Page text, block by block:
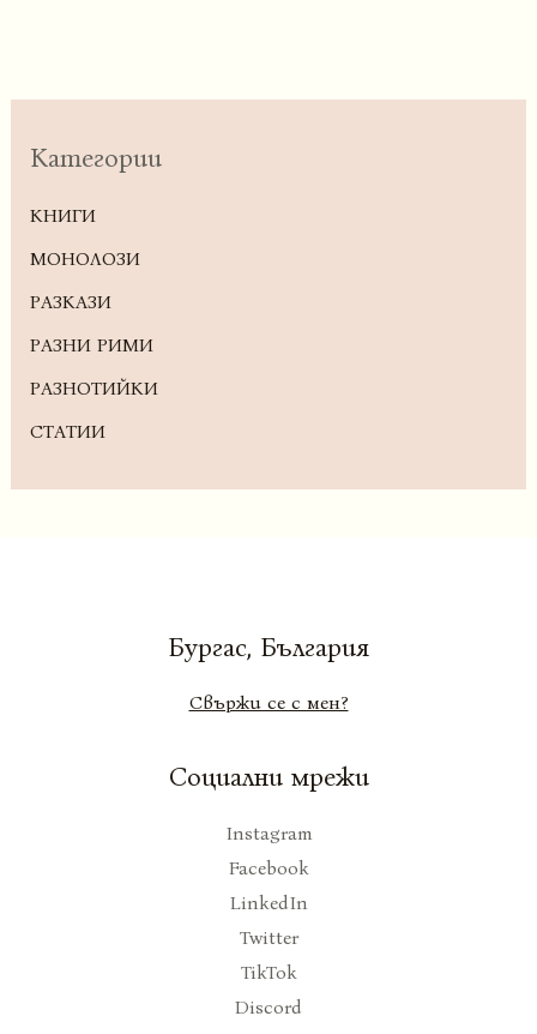
Категории
КНИГИ
МОНОЛОЗИ
РАЗКАЗИ
РАЗНИ РИМИ
РАЗНОТИЙКИ
СТАТИИ
Бургас, България
Свържи се с мен?
Социални мрежи
Instagram
Facebook
LinkedIn
Twitter
TikTok
Discord